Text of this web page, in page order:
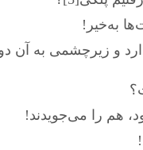
به‌خیر!
و زیرچشمی به آن
هم را می‌جویدند!